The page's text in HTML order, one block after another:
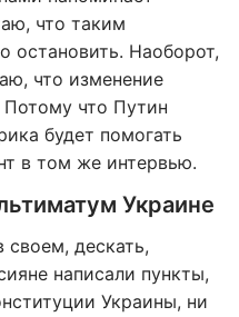
что таким
остановить. Наоборот,
что изменение
что Путин
будет помогать
в том же интервью.
Украине
своем, дескать,
написали пункты,
Украины, ни